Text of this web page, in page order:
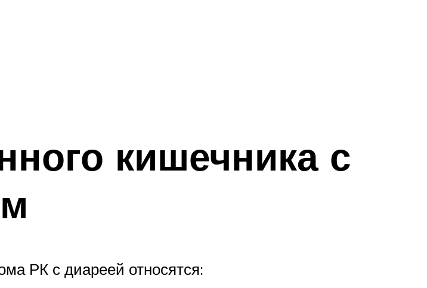
кишечника с
РК с диареей относятся: